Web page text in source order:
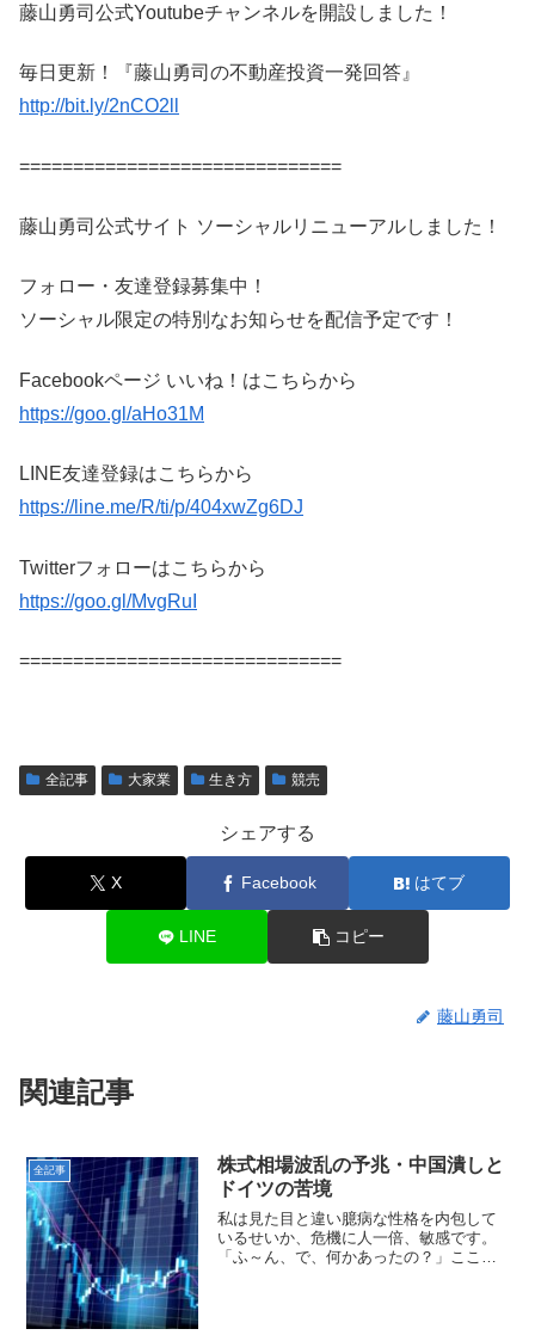
藤山勇司公式Youtubeチャンネルを開設しました！
毎日更新！『藤山勇司の不動産投資一発回答』
http://bit.ly/2nCO2ll
==============================
藤山勇司公式サイト ソーシャルリニューアルしました！
フォロー・友達登録募集中！
ソーシャル限定の特別なお知らせを配信予定です！
Facebookページ いいね！はこちらから
https://goo.gl/aHo31M
LINE友達登録はこちらから
https://line.me/R/ti/p/404xwZg6DJ
Twitterフォローはこちらから
https://goo.gl/MvgRuI
==============================
全記事 大家業 生き方 競売
シェアする
X Facebook はてブ
LINE コピー
藤山勇司
関連記事
全記事
株式相場波乱の予兆・中国潰しと
ドイツの苦境
私は見た目と違い臆病な性格を内包して
いるせいか、危機に人一倍、敏感です。
「ふ～ん、で、何かあったの？」ここ最